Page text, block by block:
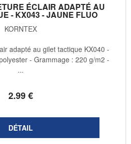
ÉCLAIR ADAPTÉ AU
- KX043 - JAUNE FLUO
KORNTEX
2.99€
adapté au gilet tactique KX040 -
- Grammage : 220 g/m2 -
...